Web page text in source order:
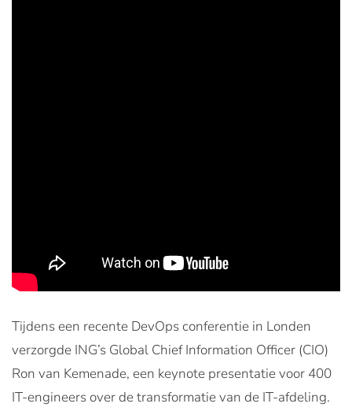
Tijdens een recente DevOps conferentie in Londen
verzorgde ING’s Global Chief Information Officer (CIO)
Ron van Kemenade, een keynote presentatie voor 400
IT-engineers over de transformatie van de IT-afdeling.